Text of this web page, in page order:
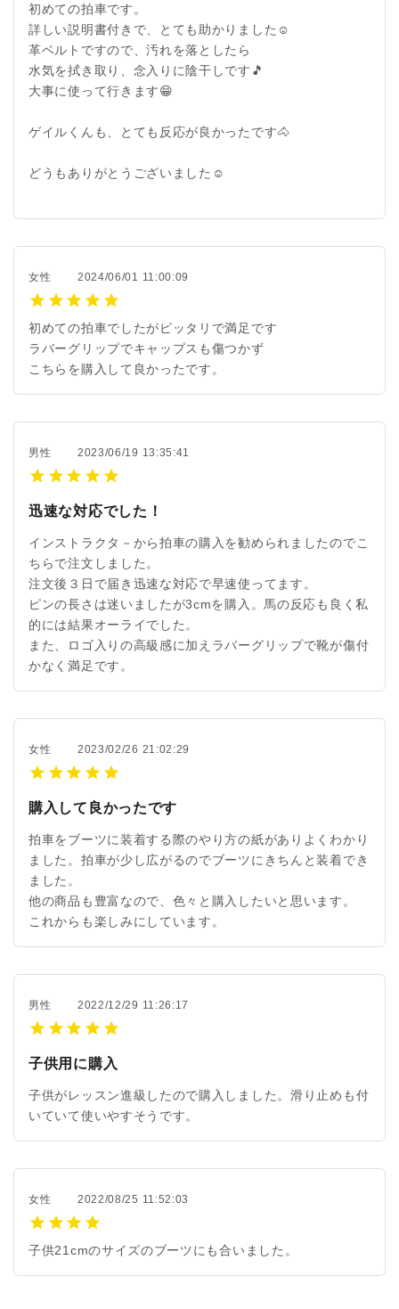
初めての拍車です。
詳しい説明書付きで、とても助かりました☺️
革ベルトですので、汚れを落としたら
水気を拭き取り、念入りに陰干しです🎵
大事に使って行きます😁
ゲイルくんも、とても反応が良かったです🐴
どうもありがとうございました☺️
女性 2024/06/01 11:00:09
初めての拍車でしたがピッタリで満足です
ラバーグリップでキャップスも傷つかず
こちらを購入して良かったです。
男性 2023/06/19 13:35:41
迅速な対応でした！
インストラクタ－から拍車の購入を勧められましたのでこ
ちらで注文しました。
注文後３日で届き迅速な対応で早速使ってます。
ピンの長さは迷いましたが3cmを購入。馬の反応も良く私
的には結果オーライでした。
また、ロゴ入りの高級感に加えラバーグリップで靴が傷付
かなく満足です。
女性 2023/02/26 21:02:29
購入して良かったです
拍車をブーツに装着する際のやり方の紙がありよくわかり
ました。拍車が少し広がるのでブーツにきちんと装着でき
ました。
他の商品も豊富なので、色々と購入したいと思います。
これからも楽しみにしています。
男性 2022/12/29 11:26:17
子供用に購入
子供がレッスン進級したので購入しました。滑り止めも付
いていて使いやすそうです。
女性 2022/08/25 11:52:03
子供21cmのサイズのブーツにも合いました。